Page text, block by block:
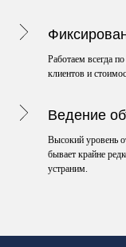
Работаем всегда
клиентов и
Ведение
Высокий уровень
бывает крайне
устраним.